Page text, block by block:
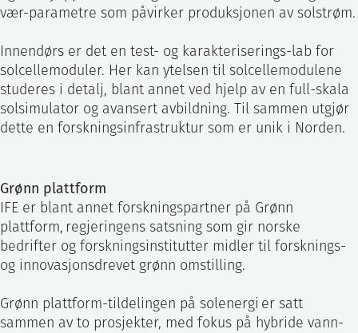
vær-parametre som påvirker produksjonen av solstrøm.
Innendørs er det en test- og karakteriserings-lab for
solcellemoduler. Her kan ytelsen til solcellemodulene
studeres i detalj, blant annet ved hjelp av en full-skala
solsimulator og avansert avbildning. Til sammen utgjør
dette en forskningsinfrastruktur som er unik i Norden.
Grønn plattform
IFE er blant annet forskningspartner på Grønn
plattform, regjeringens satsning som gir norske
bedrifter og forskningsinstitutter midler til forsknings-
og innovasjonsdrevet grønn omstilling.
Grønn plattform-tildelingen på solenergi er satt
sammen av to prosjekter, med fokus på hybride vann-